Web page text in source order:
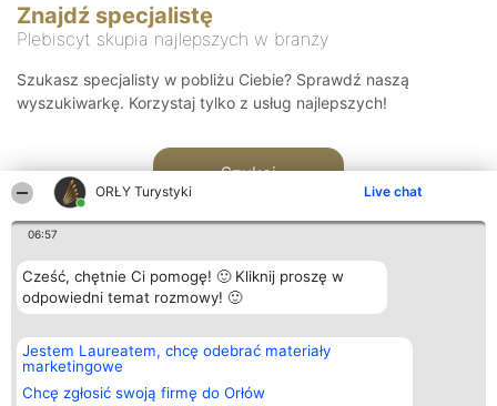
ORŁY Turystyki Live chat
06:57
Cześć, chętnie Ci pomogę! 🙂 Kliknij proszę w
odpowiedni temat rozmowy! 🙂
Jestem Laureatem, chcę odebrać materiały
marketingowe
Chcę zgłosić swoją firmę do Orłów
Znajdź specjalistę
Plebiscyt skupia najlepszych w branży
Szukasz specjalisty w pobliżu Ciebie? Sprawdź naszą
wyszukiwarkę. Korzystaj tylko z usług najlepszych!
Szukaj
Organizator plebiscytu
Bright Side Solutions sp. z o.
o. sp. k.
ul. Ruska 22
Wrocław 50-079
Plebiscyt
Laureaci
wszystkich
Laureatów
Kontakt
Kontakt